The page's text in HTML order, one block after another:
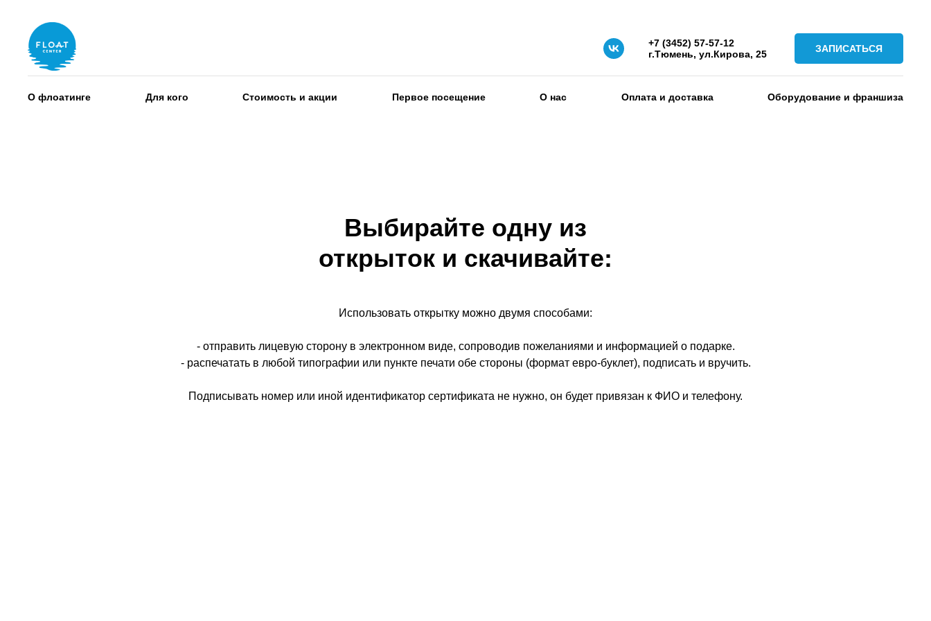
+7 (3452) 57-57-12
г.Тюмень, ул.Кирова, 25
ЗАПИСАТЬСЯ
О флоатинге Для кого Стоимость и акции Первое посещение О нас Оплата и доставка Оборудование и франшиза
Выбирайте одну из
открыток и скачивайте:
Использовать открытку можно двумя способами:
- отправить лицевую сторону в электронном виде, сопроводив пожеланиями и информацией о подарке.
- распечатать в любой типографии или пункте печати обе стороны (формат евро-буклет), подписать и вручить.
Подписывать номер или иной идентификатор сертификата не нужно, он будет привязан к ФИО и телефону.